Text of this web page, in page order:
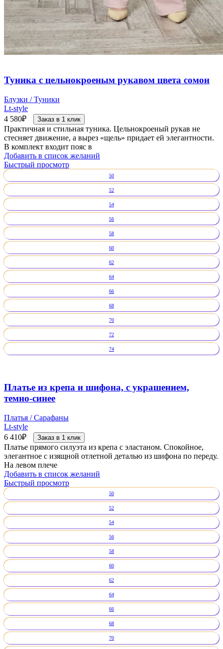
Туника с цельнокроеным рукавом цвета сомон
Блузки / Туники
Lt-style
4 580₽ Заказ в 1 клик
Практичная и стильная туника. Цельнокроеный рукав не
стесняет движение, а вырез «щель» придает ей элегантности.
В комплект входит пояс в
Добавить в список желаний
Быстрый просмотр
50
52
54
56
58
60
62
64
66
68
70
72
74
Платье из крепа и шифона, с украшением,
темно-синее
Платья / Сарафаны
Lt-style
6 410₽ Заказ в 1 клик
Платье прямого силуэта из крепа с эластаном. Спокойное,
элегантное с изящной отлетной деталью из шифона по переду.
На левом плече
Добавить в список желаний
Быстрый просмотр
50
52
54
56
58
60
62
64
66
68
70